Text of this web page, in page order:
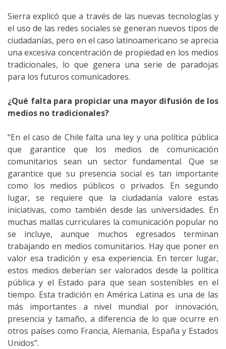
Sierra explicó que a través de las nuevas tecnologías y
el uso de las redes sociales se generan nuevos tipos de
ciudadanías, pero en el caso latinoamericano se aprecia
una excesiva concentración de propiedad en los medios
tradicionales, lo que genera una serie de paradojas
para los futuros comunicadores.
¿Qué falta para propiciar una mayor difusión de los
medios no tradicionales?
“En el caso de Chile falta una ley y una política pública
que garantice que los medios de comunicación
comunitarios sean un sector fundamental. Que se
garantice que su presencia social es tan importante
como los medios públicos o privados. En segundo
lugar, se requiere que la ciudadanía valore estas
iniciativas, como también desde las universidades. En
muchas mallas curriculares la comunicación popular no
se incluye, aunque muchos egresados terminan
trabajando en medios comunitarios. Hay que poner en
valor esa tradición y esa experiencia. En tercer lugar,
estos medios deberían ser valorados desde la política
pública y el Estado para que sean sostenibles en el
tiempo. Esta tradición en América Latina es una de las
más importantes a nivel mundial por innovación,
presencia y tamaño, a diferencia de lo que ocurre en
otros países como Francia, Alemania, España y Estados
Unidos”.